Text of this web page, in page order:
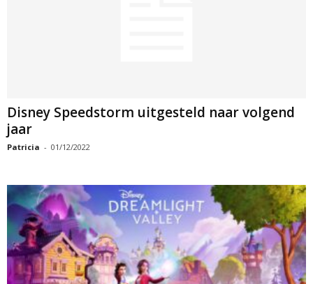
Disney Speedstorm uitgesteld naar volgend
jaar
Patricia - 01/12/2022